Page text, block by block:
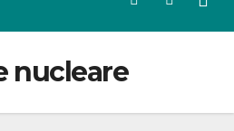
nucleare